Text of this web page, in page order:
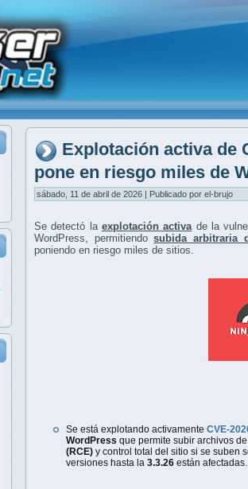
Explotación activa de
pone en riesgo miles de
sábado, 11 de abril de 2026 | Publicado por el-brujo
Se detectó la explotación activa de la
WordPress, permitiendosubida arbitraria
poniendo en riesgo miles de sitios.
Se está explotando activamente CVE-
WordPress que permite subir archivos
(RCE) y control total del sitio si se suben
versiones hasta la 3.3.26 están afectadas.